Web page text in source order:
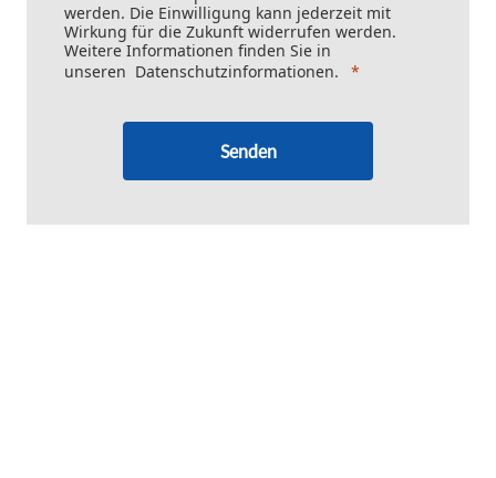
werden. Die Einwilligung kann jederzeit mit
Wirkung für die Zukunft widerrufen werden.
Weitere Informationen finden Sie in
unseren Datenschutzinformationen.
Senden